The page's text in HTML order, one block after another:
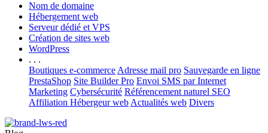
Nom de domaine
Hébergement web
Serveur dédié et VPS
Création de sites web
WordPress
. . .
Boutiques e-commerce Adresse mail pro Sauvegarde en ligne
PrestaShop Site Builder Pro Envoi SMS par Internet
Marketing Cybersécurité Référencement naturel SEO
Affiliation Hébergeur web Actualités web Divers